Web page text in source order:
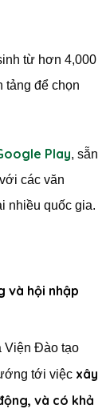
từ hơn 4,000
tảng để chọn
Play, sẵn
các văn
nhiều quốc gia.
và hội nhập
Viện Đào tạo
tới việc xây
và có khả